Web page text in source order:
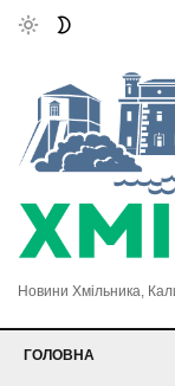
Новини Хмільника,
ГОЛОВНА